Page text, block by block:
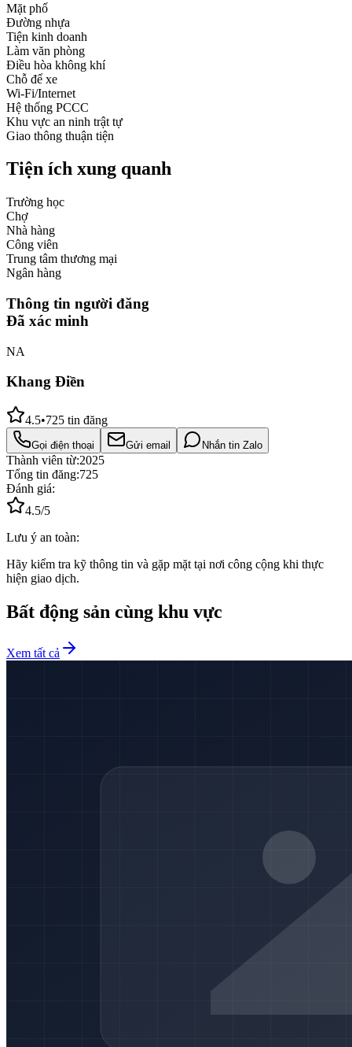
Mặt phố
Đường nhựa
Tiện kinh doanh
Làm văn phòng
Điều hòa không khí
Chỗ để xe
Wi-Fi/Internet
Hệ thống PCCC
Khu vực an ninh trật tự
Giao thông thuận tiện
Tiện ích xung quanh
Trường học
Chợ
Nhà hàng
Công viên
Trung tâm thương mại
Ngân hàng
Thông tin người đăng
Đã xác minh
NA
Khang Điền
4.5•725 tin đăng
Gọi điện thoại Gửi email Nhắn tin Zalo
Thành viên từ:2025
Tổng tin đăng:725
Đánh giá:
4.5/5
Lưu ý an toàn:
Hãy kiểm tra kỹ thông tin và gặp mặt tại nơi công cộng khi thực
hiện giao dịch.
Bất động sản cùng khu vực
Xem tất cả